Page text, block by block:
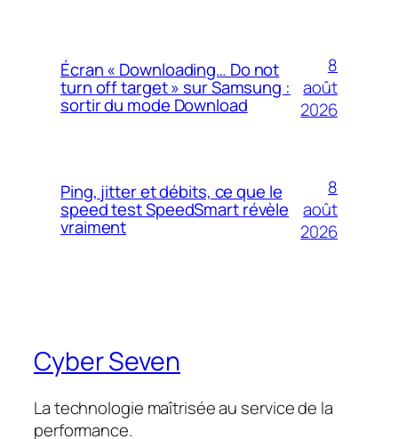
Écran « Downloading… Do not
turn off target » sur Samsung :
sortir du mode Download
8
août
2026
Ping, jitter et débits, ce que le
speed test SpeedSmart révèle
vraiment
8
août
2026
Cyber Seven
La technologie maîtrisée au service de la
performance.